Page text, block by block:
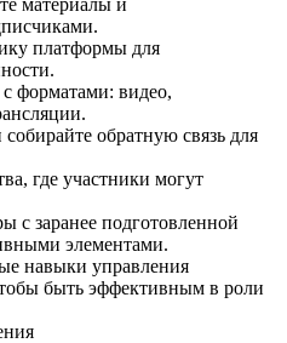
платформы для
форматами: видео,
обратную связь для
где участники могут
с заранее подготовленной
элементами.
навыки управления
быть эффективным в роли